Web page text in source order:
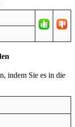
indem Sie es in die